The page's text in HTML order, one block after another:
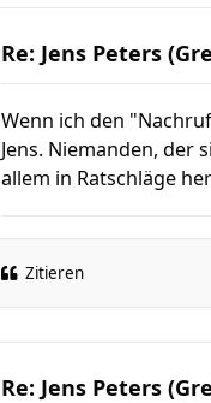
Re: Jens Peters
Wenn ich den
Jens. Niemanden, der
allem in Ratschläge
Zitieren
Re: Jens Peters